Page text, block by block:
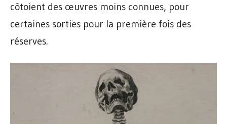
côtoient des œuvres moins connues, pour
certaines sorties pour la première fois des
réserves.